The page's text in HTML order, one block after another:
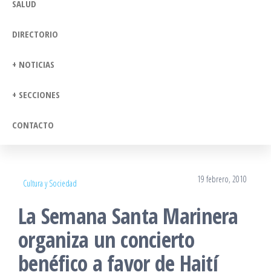
SALUD
DIRECTORIO
+ NOTICIAS
+ SECCIONES
CONTACTO
Cultura y Sociedad 19 febrero, 2010
La Semana Santa Marinera
organiza un concierto
benéfico a favor de Haití